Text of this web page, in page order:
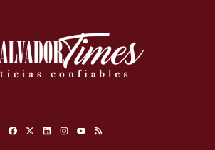
FacebookLinkedinInstagram